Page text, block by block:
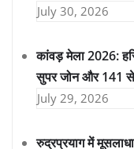
July 30, 2026
कांवड़ मेला 2026:
सुपर जोन और 141
July 29, 2026
रुद्रप्रयाग में